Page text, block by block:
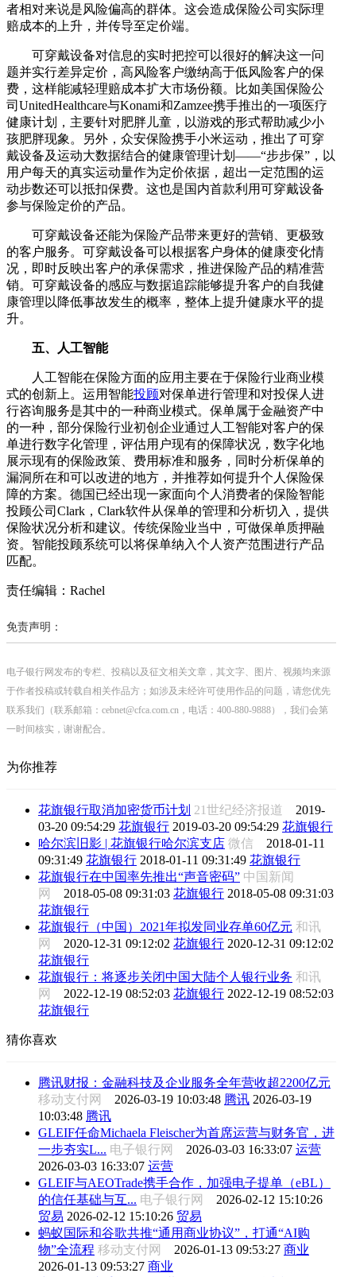
者相对来说是风险偏高的群体。这会造成保险公司实际理
赔成本的上升，并传导至定价端。
可穿戴设备对信息的实时把控可以很好的解决这一问
题并实行差异定价，高风险客户缴纳高于低风险客户的保
费，这样能减轻理赔成本扩大市场份额。比如美国保险公
司UnitedHealthcare与Konami和Zamzee携手推出的一项医疗
健康计划，主要针对肥胖儿童，以游戏的形式帮助减少小
孩肥胖现象。另外，众安保险携手小米运动，推出了可穿
戴设备及运动大数据结合的健康管理计划——“步步保”，以
用户每天的真实运动量作为定价依据，超出一定范围的运
动步数还可以抵扣保费。这也是国内首款利用可穿戴设备
参与保险定价的产品。
可穿戴设备还能为保险产品带来更好的营销、更极致
的客户服务。可穿戴设备可以根据客户身体的健康变化情
况，即时反映出客户的承保需求，推进保险产品的精准营
销。可穿戴设备的感应与数据追踪能够提升客户的自我健
康管理以降低事故发生的概率，整体上提升健康水平的提
升。
五、人工智能
人工智能在保险方面的应用主要在于保险行业商业模
式的创新上。运用智能投顾对保单进行管理和对投保人进
行咨询服务是其中的一种商业模式。保单属于金融资产中
的一种，部分保险行业初创企业通过人工智能对客户的保
单进行数字化管理，评估用户现有的保障状况，数字化地
展示现有的保险政策、费用标准和服务，同时分析保单的
漏洞所在和可以改进的地方，并推荐如何提升个人保险保
障的方案。德国已经出现一家面向个人消费者的保险智能
投顾公司Clark，Clark软件从保单的管理和分析切入，提供
保险状况分析和建议。传统保险业当中，可做保单质押融
资。智能投顾系统可以将保单纳入个人资产范围进行产品
匹配。
责任编辑：Rachel
免责声明：
电子银行网发布的专栏、投稿以及征文相关文章，其文字、图片、视频均来源
于作者投稿或转载自相关作品方；如涉及未经许可使用作品的问题，请您优先
联系我们（联系邮箱：cebnet@cfca.com.cn，电话：400-880-9888），我们会第
一时间核实，谢谢配合。
为你推荐
花旗银行取消加密货币计划 21世纪经济报道 2019-
03-20 09:54:29 花旗银行 2019-03-20 09:54:29 花旗银行
哈尔滨旧影 | 花旗银行哈尔滨支店 微信 2018-01-11
09:31:49 花旗银行 2018-01-11 09:31:49 花旗银行
花旗银行在中国率先推出“声音密码” 中国新闻
网 2018-05-08 09:31:03 花旗银行 2018-05-08 09:31:03
花旗银行
花旗银行（中国）2021年拟发同业存单60亿元 和讯
网 2020-12-31 09:12:02 花旗银行 2020-12-31 09:12:02
花旗银行
花旗银行：将逐步关闭中国大陆个人银行业务 和讯
网 2022-12-19 08:52:03 花旗银行 2022-12-19 08:52:03
花旗银行
猜你喜欢
腾讯财报：金融科技及企业服务全年营收超2200亿元
移动支付网 2026-03-19 10:03:48 腾讯 2026-03-19
10:03:48 腾讯
GLEIF任命Michaela Fleischer为首席运营与财务官，进
一步夯实L... 电子银行网 2026-03-03 16:33:07 运营
2026-03-03 16:33:07 运营
GLEIF与AEOTrade携手合作，加强电子提单（eBL）
的信任基础与互... 电子银行网 2026-02-12 15:10:26
贸易 2026-02-12 15:10:26 贸易
蚂蚁国际和谷歌共推“通用商业协议”，打通“AI购
物”全流程 移动支付网 2026-01-13 09:53:27 商业
2026-01-13 09:53:27 商业